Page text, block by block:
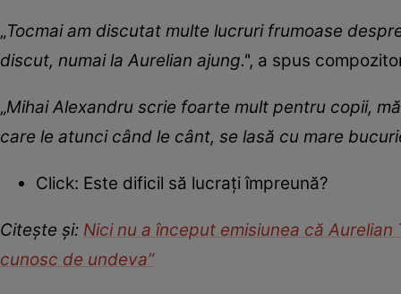
„Tocmai am discutat multe lucruri frumoase
discut, numai la Aurelian ajung.'', a spus
„Mihai Alexandru scrie foarte mult pentru copii,
care le atunci când le cânt, se lasă cu mare
Click: Este dificil să lucrați împreună?
Citește și: Nici nu a început emisiunea că
cunosc de undeva”